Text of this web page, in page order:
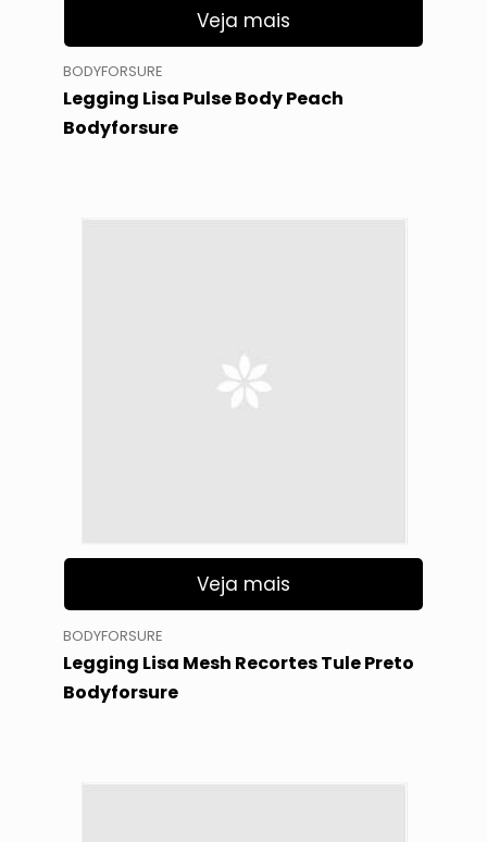
Veja mais
BODYFORSURE
Legging Lisa Pulse Body Peach
Bodyforsure
Veja mais
BODYFORSURE
Legging Lisa Mesh Recortes Tule Preto
Bodyforsure